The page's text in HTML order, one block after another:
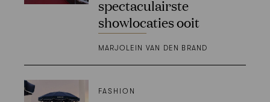
spectaculairste
showlocaties ooit
MARJOLEIN VAN DEN BRAND
FASHION